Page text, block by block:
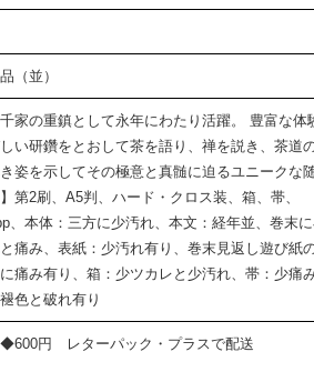
（並）
千家の重鎮として永年にわたり活躍。 豊富な体
い研鑽をとおして茶を語り、禅を説き、茶道
姿を示してその極意と真髄に迫るユニークな
第2刷、A5判、ハード・クロス装、箱、帯、
、本体：三方に少汚れ、本文：経年並、巻末
痛み、表紙：少汚れ有り、巻末見返し遊び紙
痛み有り、箱：少ツカレと少汚れ、帯：少痛
色と破れ有り
円 レターパック・プラスで配送